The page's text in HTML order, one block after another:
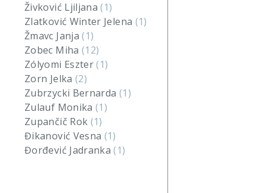
Živković Ljiljana(1)
Zlatković Winter Jelena (1)
Žmavc Janja(1)
Zobec Miha (12)
Zólyomi Eszter(1)
Zorn Jelka (2)
Zubrzycki Bernarda (1)
Zulauf Monika(1)
Zupančič Rok (1)
Đikanović Vesna (1)
Đorđević Jadranka(1)